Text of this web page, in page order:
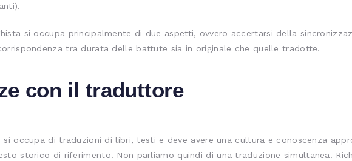
si occupa principalmente di due aspetti, ovvero accertarsi della
tra durata delle battute sia in originale che quelle tradotte.
con il traduttore
si occupa di traduzioni di libri, testi e deve avere una cultura e conoscenza
storico di riferimento. Non parliamo quindi di una traduzione simultanea.